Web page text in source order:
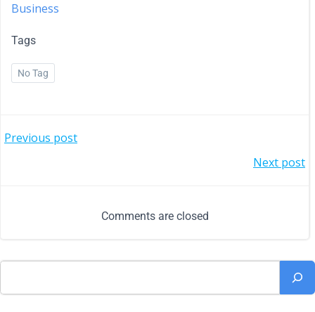
Business
Tags
No Tag
Previous post
Next post
Comments are closed